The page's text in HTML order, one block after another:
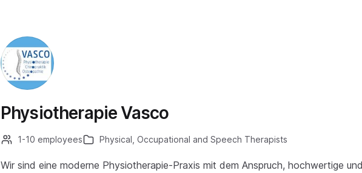
Physiotherapie Vasco
1-10 employees Physical, Occupational and Speech Therapists
Wir sind eine moderne Physiotherapie-Praxis mit dem Anspruch, hochwertige